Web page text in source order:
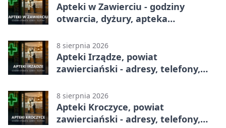
Apteki w Zawierciu - godziny
otwarcia, dyżury, apteka
8 sierpnia 2026
Apteki Irządze, powiat
zawierciański - adresy, telefony,
8 sierpnia 2026
Apteki Kroczyce, powiat
zawierciański - adresy, telefony,